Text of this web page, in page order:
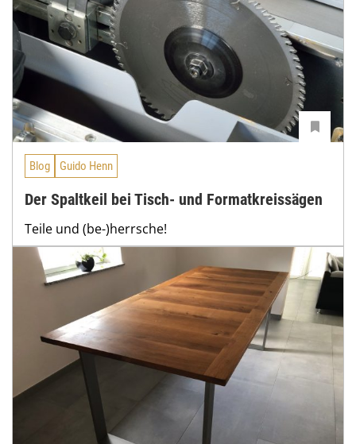
Blog Guido Henn
Der Spaltkeil bei Tisch- und Formatkreissägen
Teile und (be-)herrsche!